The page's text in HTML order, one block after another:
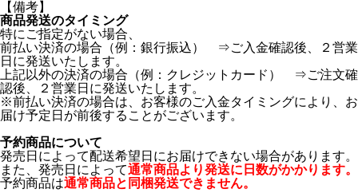
【備考】
商品発送のタイミング
特にご指定がない場合、
前払い決済の場合（例：銀行振込） ⇒ご入金確認後、２営業
日に発送いたします。
上記以外の決済の場合（例：クレジットカード） ⇒ご注文確
認後、２営業日に発送いたします。
※前払い決済の場合は、お客様のご入金タイミングにより、お
届け予定日が前後することがございます。
予約商品について
発売日によって配送希望日にお届けできない場合があります。
また、発売日によって通常商品より発送に日数がかかります。
予約商品は通常商品と同梱発送できません。